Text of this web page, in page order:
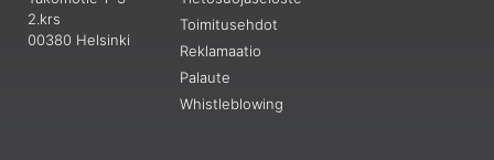
2.krs
00380 Helsinki
Toimitusehdot
Reklamaatio
Palaute
Whistleblowing